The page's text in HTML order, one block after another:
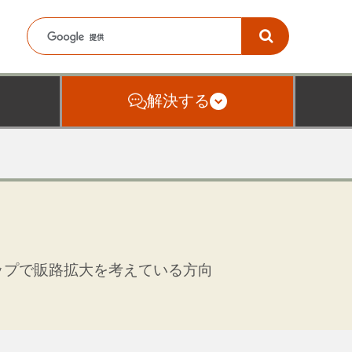
解決する
で販路拡大を考えている方向